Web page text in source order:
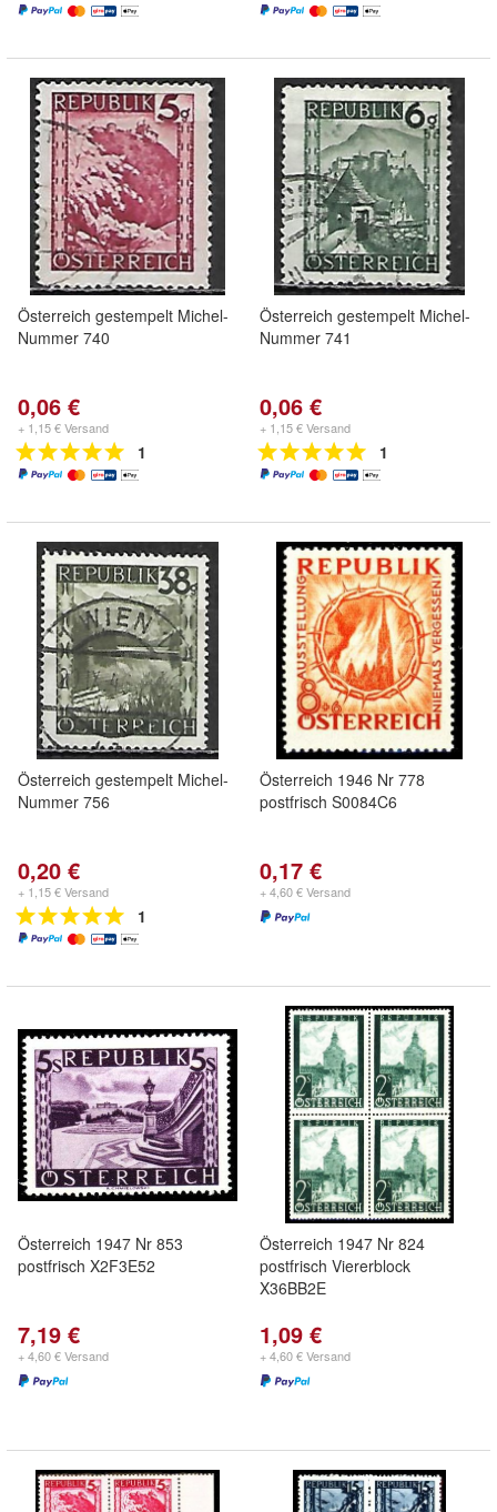
Österreich gestempelt Michel-
Nummer 740
0,06 €
+ 1,15 € Versand
1
Österreich gestempelt Michel-
Nummer 741
0,06 €
+ 1,15 € Versand
1
Österreich gestempelt Michel-
Nummer 756
0,20 €
+ 1,15 € Versand
1
Österreich 1946 Nr 778
postfrisch S0084C6
0,17 €
+ 4,60 € Versand
Österreich 1947 Nr 853
postfrisch X2F3E52
7,19 €
+ 4,60 € Versand
Österreich 1947 Nr 824
postfrisch Viererblock
X36BB2E
1,09 €
+ 4,60 € Versand